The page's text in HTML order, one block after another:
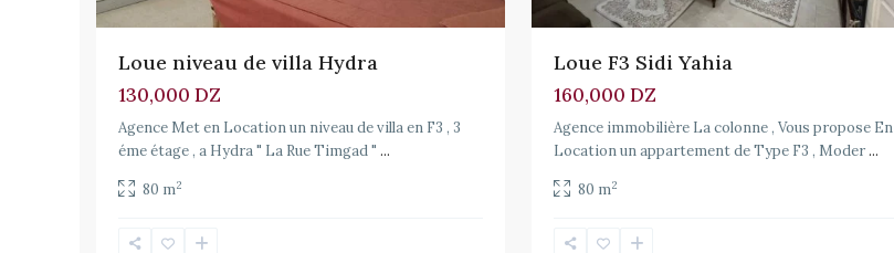
Loue niveau de villa Hydra
130,000 DZ
Agence Met en Location un niveau de villa en F3 , 3
éme étage , a Hydra " La Rue Timgad " ...
80 m2
Loue F3 Sidi Yahia
160,000 DZ
Agence immobilière La colonne , Vous propose En
Location un appartement de Type F3 , Moder...
80 m2